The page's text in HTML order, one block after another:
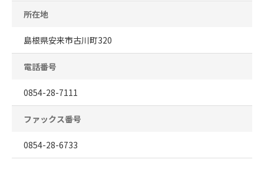
所在地
島根県安来市古川町320
電話番号
0854-28-7111
ファックス番号
0854-28-6733